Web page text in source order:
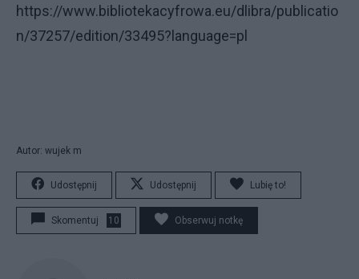
https://www.bibliotekacyfrowa.eu/dlibra/publicatio
n/37257/edition/33495?language=pl
Autor: wujek m
Udostępnij Udostępnij Lubię to!
Skomentuj 10 Obserwuj notkę